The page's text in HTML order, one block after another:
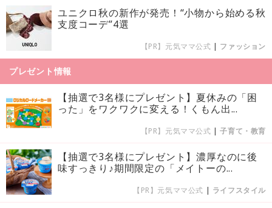
ユニクロ秋の新作が発売！“小物から始める秋
支度コーデ”4選
【PR】元気ママ公式 | ファッション
プレゼント情報
【抽選で3名様にプレゼント】夏休みの「困
った」をワクワクに変える！くもん出...
【PR】元気ママ公式 |子育て・教育
【抽選で3名様にプレゼント】濃厚なのに後
味すっきり♪期間限定の「メイトーの...
【PR】元気ママ公式 | ライフスタイル